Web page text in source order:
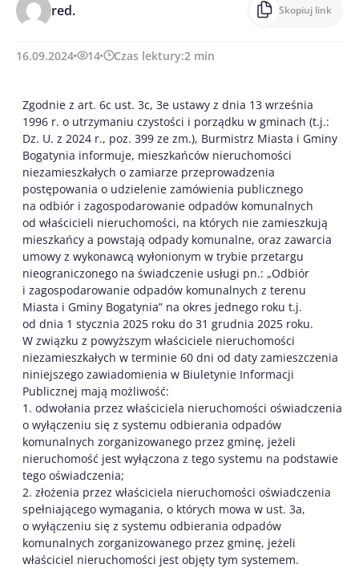
red. Skopiuj link
16.09.2024 14 Czas lektury:2 min
Zgodnie z art. 6c ust. 3c, 3e ustawy z dnia 13 września
1996 r. o utrzymaniu czystości i porządku w gminach (t.j.:
Dz. U. z 2024 r., poz. 399 ze zm.), Burmistrz Miasta i Gminy
Bogatynia informuje, mieszkańców nieruchomości
niezamieszkałych o zamiarze przeprowadzenia
postępowania o udzielenie zamówienia publicznego
na odbiór i zagospodarowanie odpadów komunalnych
od właścicieli nieruchomości, na których nie zamieszkują
mieszkańcy a powstają odpady komunalne, oraz zawarcia
umowy z wykonawcą wyłonionym w trybie przetargu
nieograniczonego na świadczenie usługi pn.: „Odbiór
i zagospodarowanie odpadów komunalnych z terenu
Miasta i Gminy Bogatynia” na okres jednego roku t.j.
od dnia 1 stycznia 2025 roku do 31 grudnia 2025 roku.
W związku z powyższym właściciele nieruchomości
niezamieszkałych w terminie 60 dni od daty zamieszczenia
niniejszego zawiadomienia w Biuletynie Informacji
Publicznej mają możliwość:
1. odwołania przez właściciela nieruchomości oświadczenia
o wyłączeniu się z systemu odbierania odpadów
komunalnych zorganizowanego przez gminę, jeżeli
nieruchomość jest wyłączona z tego systemu na podstawie
tego oświadczenia;
2. złożenia przez właściciela nieruchomości oświadczenia
spełniającego wymagania, o których mowa w ust. 3a,
o wyłączeniu się z systemu odbierania odpadów
komunalnych zorganizowanego przez gminę, jeżeli
właściciel nieruchomości jest objęty tym systemem.